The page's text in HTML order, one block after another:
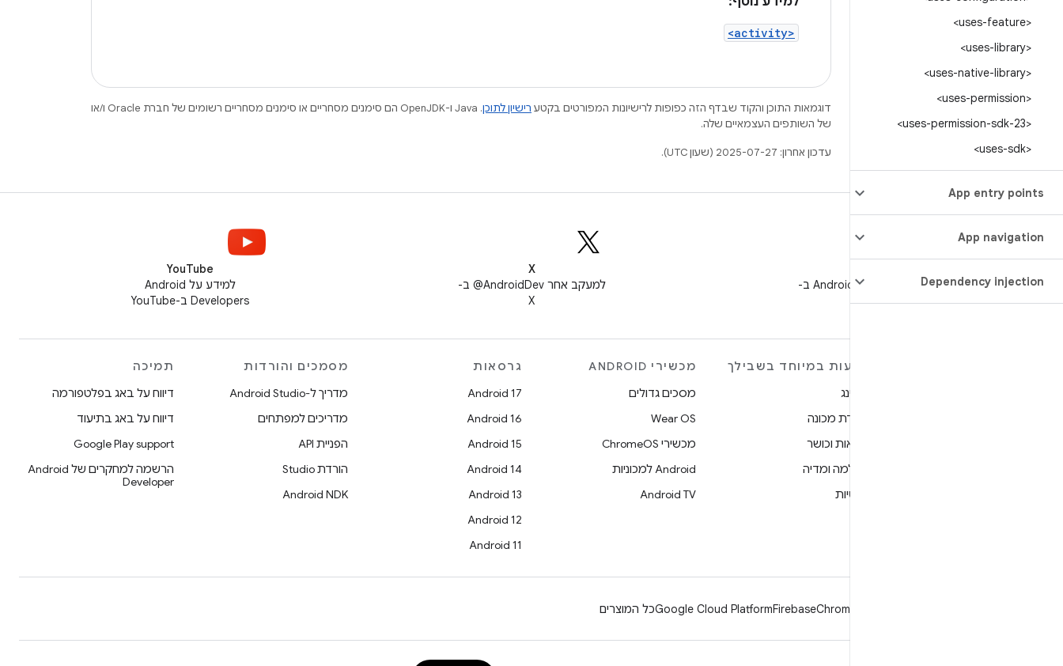
<uses-feature>
<uses-library>
<uses-native-library>
<uses-permission>
<uses-permission-sdk-23>
<uses-sdk>
App entry points
App navigation
Dependency injection
<activity>
דוגמאות התוכן והקוד שבדף הזה כפופות לרישיונות המפורטים בקטע רישיון לתוכן
.‏ Java ו-OpenJDK הם סימנים מסחריים או סימנים מסחריים רשומים של חברת Oracle ו/או
של השותפים העצמאיים שלה.
עדכון אחרון: 2025-07-27 (שעון UTC).
מעקב אחרי מפתחי Android ב-
WeChat
X
למעקב אחר ‎@AndroidDev ב-
X
YouTube
למידע על Android
Developers ב-YouTube
הצעות במיוחד בשבילך
גיימינג
למידת מכונה
בריאות וכושר
מצלמה ומדיה
פרטיות
מכשירי ANDROID
מסכים גדולים
Wear OS
מכשירי ChromeOS
Android למכוניות
Android TV
גרסאות
Android 17
Android 16
Android 15
Android 14
Android 13
Android 12
Android 11
מסמכים והורדות
מדריך ל-Android Studio
מדריכים למפתחים
הפניית API
הורדת Studio
Android NDK
תמיכה
דיווח על באג בפלטפורמה
דיווח על באג בתיעוד
Google Play support
הרשמה למחקרים של Android
Developer
Chrome
Firebase
Google Cloud Platformכל המוצרים